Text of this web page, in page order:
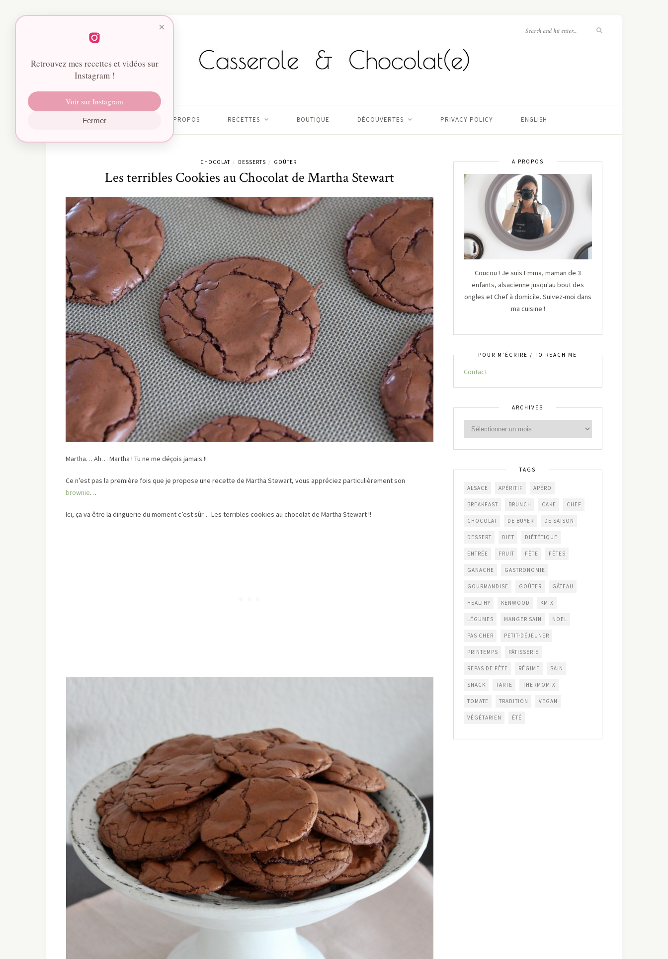
À PROPOS RECETTES BOUTIQUE DÉCOUVERTES PRIVACY POLICY ENGLISH
CHOCOLAT / DESSERTS / GOÛTER
Les terribles Cookies au Chocolat de Martha Stewart
Martha… Ah… Martha ! Tu ne me déçois jamais !!
Ce n’est pas la première fois que je propose une recette de Martha Stewart, vous appréciez particulièrement son
brownie…
Ici, ça va être la dinguerie du moment c’est sûr… Les terribles cookies au chocolat de Martha Stewart !!
A PROPOS
Coucou ! Je suis Emma, maman de 3
enfants, alsacienne jusqu'au bout des
ongles et Chef à domicile. Suivez-moi dans
ma cuisine !
POUR M’ÉCRIRE / TO REACH ME
Contact
ARCHIVES
TAGS
ALSACE APÉRITIF APÉRO
BREAKFAST BRUNCH CAKE CHEF
CHOCOLAT DE BUYER DE SAISON
DESSERT DIET DIÉTÉTIQUE
ENTRÉE FRUIT FÊTE FÊTES
GANACHE GASTRONOMIE
GOURMANDISE GOÛTER GÂTEAU
HEALTHY KENWOOD KMIX
LÉGUMES MANGER SAIN NOEL
PAS CHER PETIT-DÉJEUNER
PRINTEMPS PÂTISSERIE
REPAS DE FÊTE RÉGIME SAIN
SNACK TARTE THERMOMIX
TOMATE TRADITION VEGAN
VÉGÉTARIEN ÉTÉ
×
Retrouvez mes recettes et vidéos sur
Instagram !
Voir sur Instagram
Fermer